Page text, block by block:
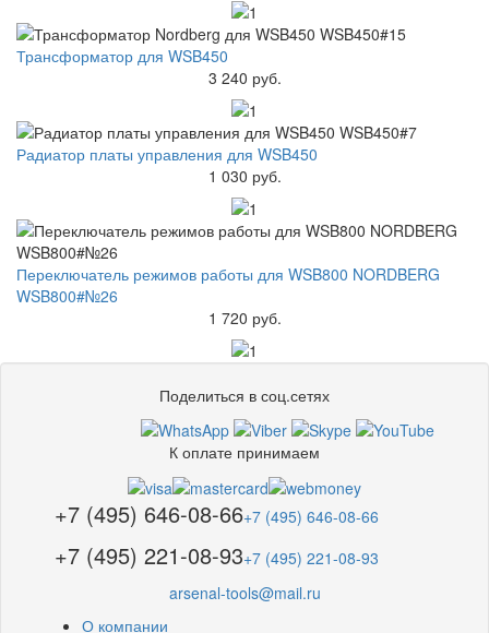
Трансформатор для WSB450
3 240 руб.
Радиатор платы управления для WSB450
1 030 руб.
Переключатель режимов работы для WSB800 NORDBERG
WSB800#№26
1 720 руб.
Поделиться в соц.сетях
К оплате принимаем
+7 (495) 646-08-66+7 (495) 646-08-66
+7 (495) 221-08-93+7 (495) 221-08-93
arsenal-tools@mail.ru
О компании